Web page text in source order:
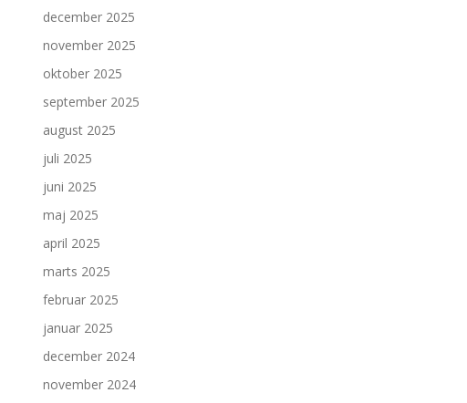
december 2025
november 2025
oktober 2025
september 2025
august 2025
juli 2025
juni 2025
maj 2025
april 2025
marts 2025
februar 2025
januar 2025
december 2024
november 2024